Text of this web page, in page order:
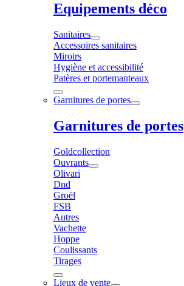
Equipements déco
Sanitaires
Accessoires sanitaires
Miroirs
Hygiène et accessibilité
Patères et portemanteaux
Garnitures de portes
Garnitures de portes
Goldcollection
Ouvrants
Olivari
Dnd
Groël
FSB
Autres
Vachette
Hoppe
Coulissants
Tirages
Lieux de vente